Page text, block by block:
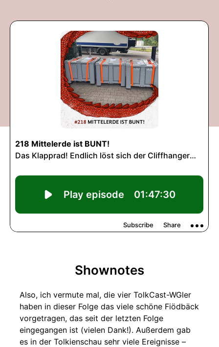
Shownotes
Also, ich vermute mal, die vier TolkCast-WGler
haben in dieser Folge das viele schöne Fiödbäck
vorgetragen, das seit der letzten Folge
eingegangen ist (vielen Dank!). Außerdem gab
es in der Tolkienschau sehr viele Ereignisse –